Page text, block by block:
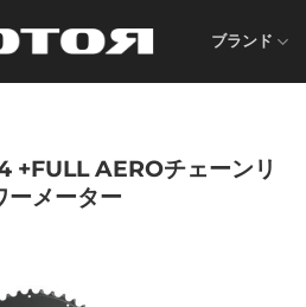
ブランド
AEROチェーンリ
メーター